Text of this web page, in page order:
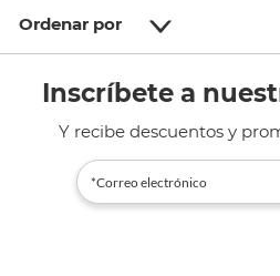
Ordenar por
Inscríbete a
Y recibe descuentos y